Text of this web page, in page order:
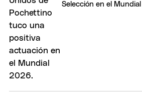
Selección en el Mundial